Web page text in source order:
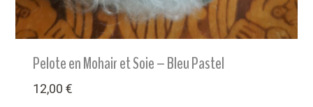
Pelote en Mohair et Soie – Bleu Pastel
12,00€